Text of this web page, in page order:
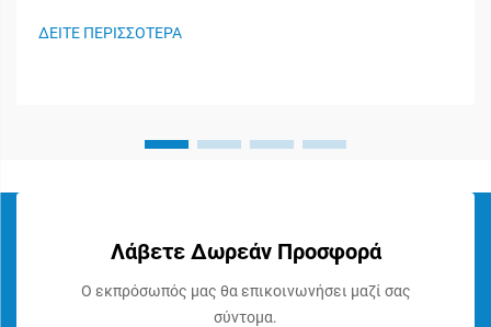
ακεραιότητας του σήματος και στη διασφάλιση της
ΔΕΙΤΕ ΠΕΡΙΣΣΟΤΕΡΑ
Λάβετε Δωρεάν Προσφορά
Ο εκπρόσωπός μας θα επικοινωνήσει μαζί σας
σύντομα.